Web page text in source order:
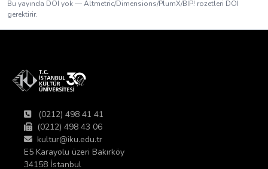
Bu yayında DOI yok — Altmetric/Dimensions/PlumX/BIP! rozetleri DOI
gerektirir.
(0212) 498 41 41
(0212) 498 43 06
kultur@iku.edu.tr
E5 Karayolu üzeri Bakırköy
34158 İstanbul